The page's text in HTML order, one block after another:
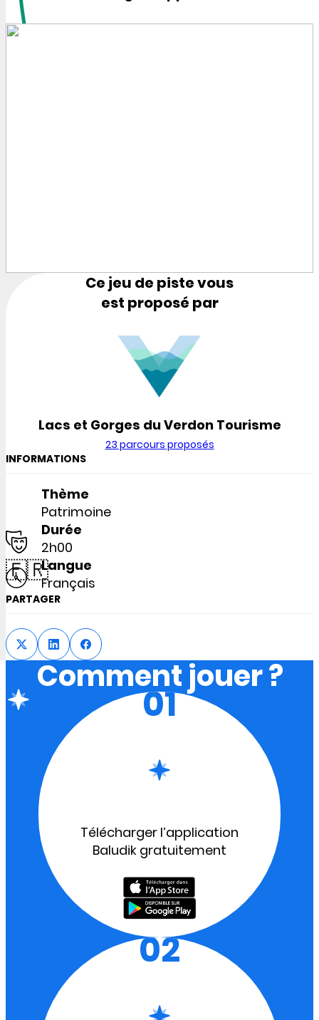
Ce jeu de piste vous
est proposé par
Lacs et Gorges du Verdon Tourisme
23 parcours proposés
INFORMATIONS
Thème
Patrimoine
Durée
2h00
🇫🇷Langue
Français
PARTAGER
Comment jouer ?
01
Télécharger l’application
Baludik gratuitement
02